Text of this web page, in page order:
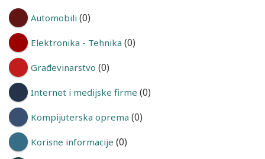
Automobili (0)
Elektronika - Tehnika (0)
Građevinarstvo (0)
Internet i medijske firme (0)
Kompijuterska oprema (0)
Korisne informacije (0)